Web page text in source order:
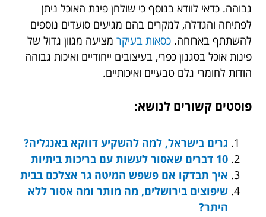
גבוהה. כדאי לוודא בנוסף כי שולחן פינת האוכל ניתן
לפתיחה והגדלה, למקרים בהם מגיעים סועדים נוספים
להשתתף בארוחה. כסאות בעיקר מציעה מגוון גדול של
פינות אוכל בסגנון כפרי, בעיצובים ייחודיים ואיכות גבוהה
הודות לחומרי גלם טבעיים ואיכותיים.
פוסטים קשורים לנושא:
גרים בישראל, למה להשקיע דווקא באנגליה?
10 דברים שאסור לעשות עם בריכות ביתיות
איך תבדקו אם פשפש המיטה גר אצלכם בבית
שיפוצים בירושלים, מה מותר ומה אסור ללא
היתר?